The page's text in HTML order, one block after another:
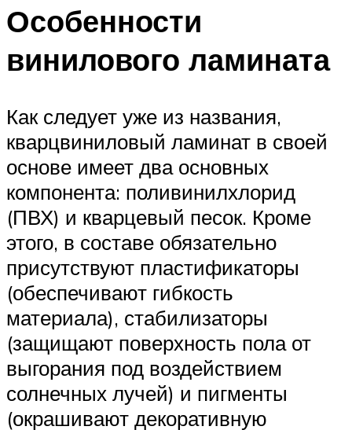
Особенности
винилового ламината
Как следует уже из названия,
кварцвиниловый ламинат в своей
основе имеет два основных
компонента: поливинилхлорид
(ПВХ) и кварцевый песок. Кроме
этого, в составе обязательно
присутствуют пластификаторы
(обеспечивают гибкость
материала), стабилизаторы
(защищают поверхность пола от
выгорания под воздействием
солнечных лучей) и пигменты
(окрашивают декоративную